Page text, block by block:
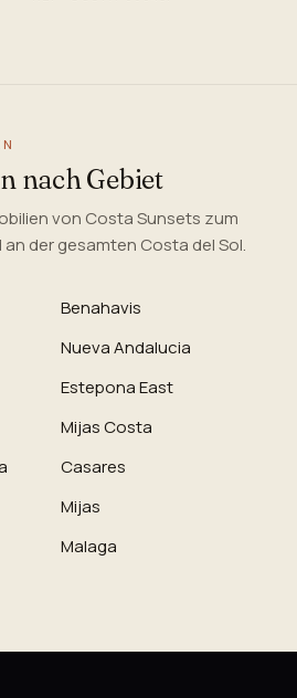
nach Gebiet
von Costa Sunsets zum
an der gesamten Costa del Sol.
Benahavis
Nueva Andalucia
Estepona East
Mijas Costa
Casares
Mijas
Malaga